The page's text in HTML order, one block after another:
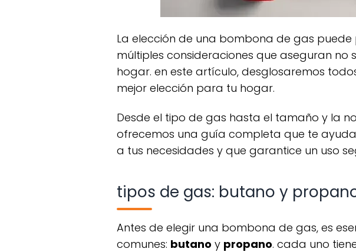
la elección de una bombona de gas puede parecer un asunto sencillo, pero en realidad, implica
múltiples consideraciones que aseguran no
hogar. en este artículo, desglosaremos
mejor elección para tu hogar.
desde el tipo de gas hasta el tamaño y la normativa de seguridad, cada elemento es crucial. aquí te
ofrecemos una guía completa que te
a tus necesidades y que garantice un uso
tipos de gas: butano y
antes de elegir una bombona de gas, es esencial entender las diferencias entre los dos tipos más
comunes: butano y propano. cada uno